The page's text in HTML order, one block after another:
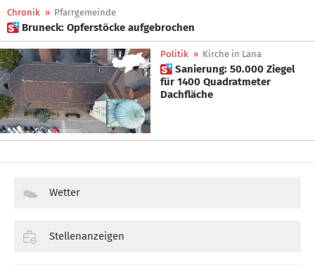
Chronik » Pfarrgemeinde
 Bruneck: Opferstöcke aufgebrochen
Politik » Kirche in Lana
 Sanierung: 50.000 Ziegel
für 1400 Quadratmeter
Dachfläche
Wetter
Stellenanzeigen